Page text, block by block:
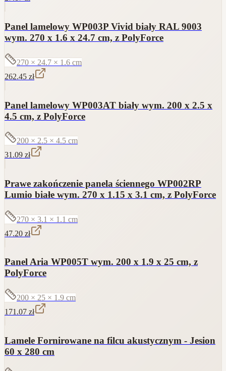
Panel lamelowy WP003P Vivid biały RAL 9003
wym. 270 x 1.6 x 24.7 cm, z PolyForce
270 × 24.7 × 1.6 cm
262.45 zł
Panel lamelowy WP003AT biały wym. 200 x 2.5 x
4.5 cm, z PolyForce
200 × 2.5 × 4.5 cm
31.09 zł
Prawe zakończenie panela ściennego WP002RP
Lumio białe wym. 270 x 1.15 x 3.1 cm, z PolyForce
270 × 3.1 × 1.1 cm
47.20 zł
Panel Aria WP005T wym. 200 x 1.9 x 25 cm, z
PolyForce
200 × 25 × 1.9 cm
171.07 zł
Lamele Fornirowane na filcu akustycznym - Jesion
60 x 280 cm